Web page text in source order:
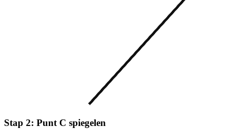
Stap 2: Punt C spiegelen